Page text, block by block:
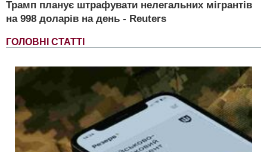
Трамп планує штрафувати нелегальних мігрантів
на 998 доларів на день - Reuters
ГОЛОВНІ СТАТТІ